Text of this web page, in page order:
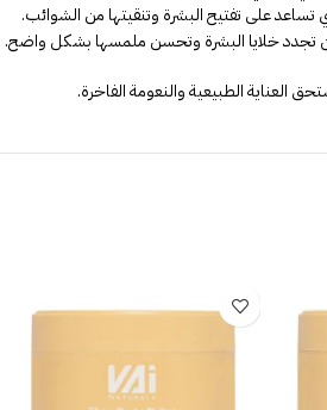
تساعد على تفتيح البشرة وتنقيتها من الشوائب.
تجدد خلايا البشرة وتحسن ملمسها بشكل واضح.
العناية الطبيعية والنعومة الفاخرة.